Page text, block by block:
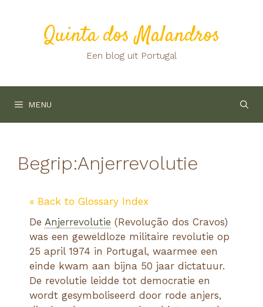
Quinta dos Malandros
Een blog uit Portugal
MENU
Begrip:Anjerrevolutie
« Back to Glossary Index
De Anjerrevolutie (Revolução dos Cravos)
was een geweldloze militaire revolutie op
25 april 1974 in Portugal, waarmee een
einde kwam aan bijna 50 jaar dictatuur.
De revolutie leidde tot democratie en
wordt gesymboliseerd door rode anjers,